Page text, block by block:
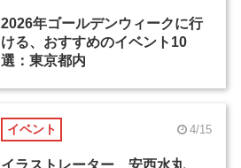
2026年ゴールデンウィークに行
ける、おすすめのイベント10
選：東京都内
イベント 4/15